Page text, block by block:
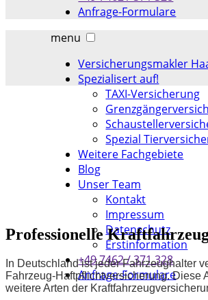
Anfrage-Formulare
menu
Versicherungsmakler
Spezialisert auf!
TAXI-Versicherung
Spezial
Weitere Fachgebiete
Blog
Unser Team
Kontakt
Impressum
Datenschutz
Erstinformation
+49 7462 / 371 328
Anfrage-Formulare
Professionelle
In Deutschland ist jeder Fahrzeughalter
Fahrzeug-Haftpflichtversicherung. Diese
weitere Arten der